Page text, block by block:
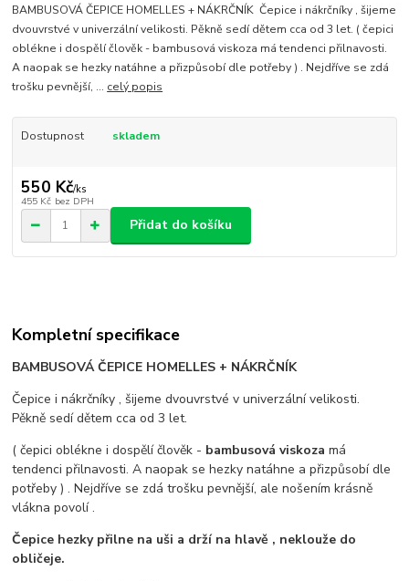
BAMBUSOVÁ ČEPICE HOMELLES + NÁKRČNÍK Čepice i nákrčníky , šijeme
dvouvrstvé v univerzální velikosti. Pěkně sedí dětem cca od 3 let. ( čepici
oblékne i dospělí člověk - bambusová viskoza má tendenci přilnavosti.
A naopak se hezky natáhne a přizpůsobí dle potřeby ) . Nejdříve se zdá
trošku pevnější, ... celý popis
Dostupnost skladem
550 Kč/ks
455 Kč bez DPH
Přidat do košíku
Kompletní specifikace
BAMBUSOVÁ ČEPICE HOMELLES + NÁKRČNÍK
Čepice i nákrčníky , šijeme dvouvrstvé v univerzální velikosti.
Pěkně sedí dětem cca od 3 let.
( čepici oblékne i dospělí člověk - bambusová viskozamá
tendenci přilnavosti. A naopak se hezky natáhne a přizpůsobí dle
potřeby ) . Nejdříve se zdá trošku pevnější, ale nošením krásně
vlákna povolí .
Čepice hezky přilne na uši a drží na hlavě , neklouže do
obličeje.